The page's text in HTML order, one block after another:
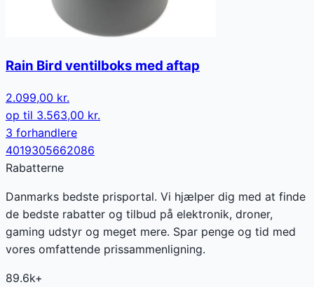
Rain Bird ventilboks med aftap
2.099,00 kr.
op til 3.563,00 kr.
3 forhandlere
4019305662086
Rabatterne
Danmarks bedste prisportal. Vi hjælper dig med at finde
de bedste rabatter og tilbud på elektronik, droner,
gaming udstyr og meget mere. Spar penge og tid med
vores omfattende prissammenligning.
89.6k+